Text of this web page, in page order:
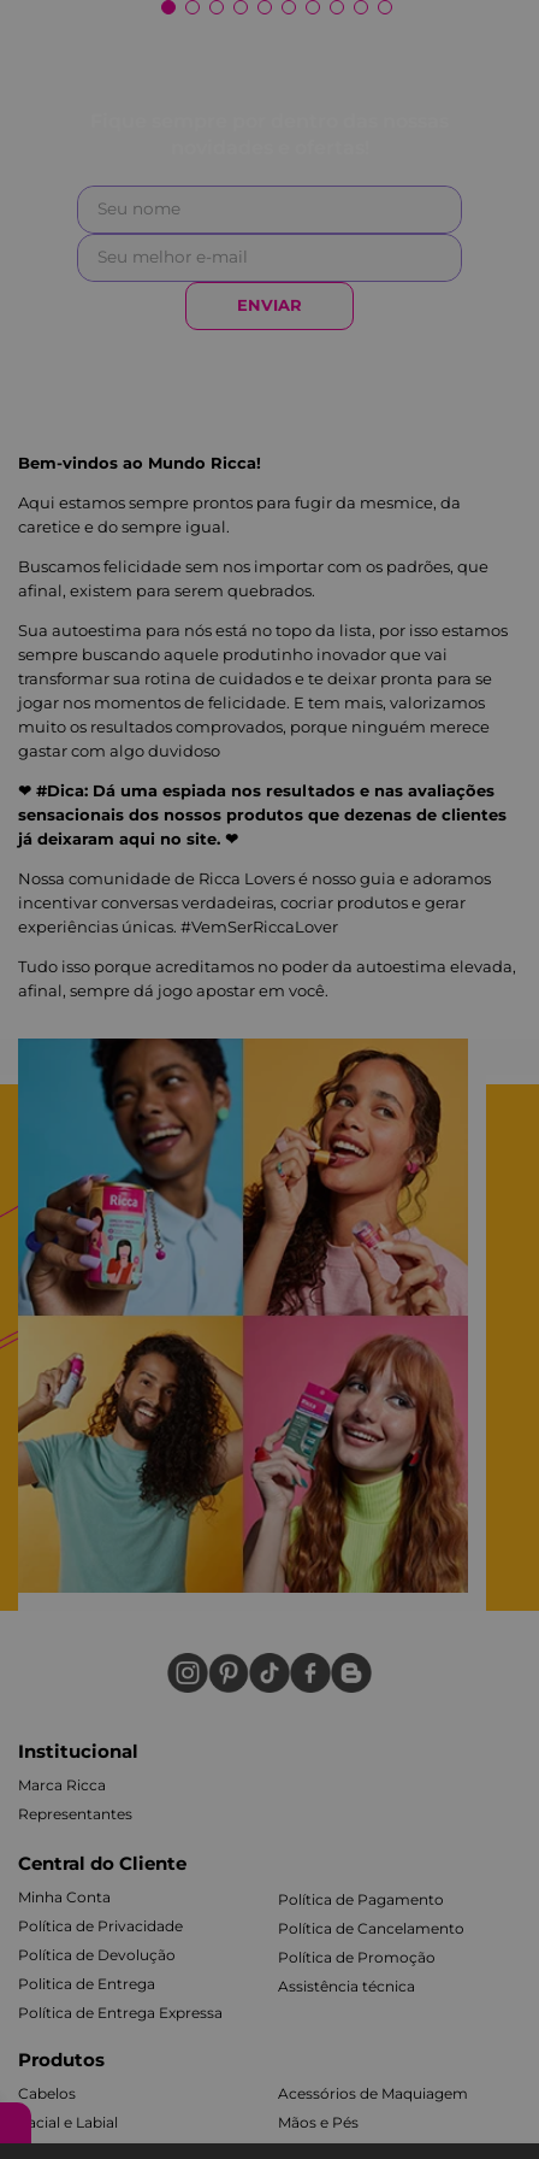
ENVIAR
Bem-vindos ao Mundo Ricca!
Aqui estamos sempre prontos para fugir da mesmice, da
caretice e do sempre igual.
Buscamos felicidade sem nos importar com os padrões, que
afinal, existem para serem quebrados.
Sua autoestima para nós está no topo da lista, por isso estamos
sempre buscando aquele produtinho inovador que vai
transformar sua rotina de cuidados e te deixar pronta para se
jogar nos momentos de felicidade. E tem mais, valorizamos
muito os resultados comprovados, porque ninguém merece
gastar com algo duvidoso
❤ #Dica: Dá uma espiada nos resultados e nas avaliações
sensacionais dos nossos produtos que dezenas de clientes
já deixaram aqui no site. ❤
Nossa comunidade de Ricca Lovers é nosso guia e adoramos
incentivar conversas verdadeiras, cocriar produtos e gerar
experiências únicas. #VemSerRiccaLover
Tudo isso porque acreditamos no poder da autoestima elevada,
afinal, sempre dá jogo apostar em você.
Institucional
Marca Ricca
Representantes
Central do Cliente
Minha Conta
Política de Privacidade
Política de Devolução
Politica de Entrega
Política de Entrega Expressa
Política de Pagamento
Política de Cancelamento
Política de Promoção
Assistência técnica
Produtos
Cabelos
Facial e Labial
Acessórios de Maquiagem
Mãos e Pés